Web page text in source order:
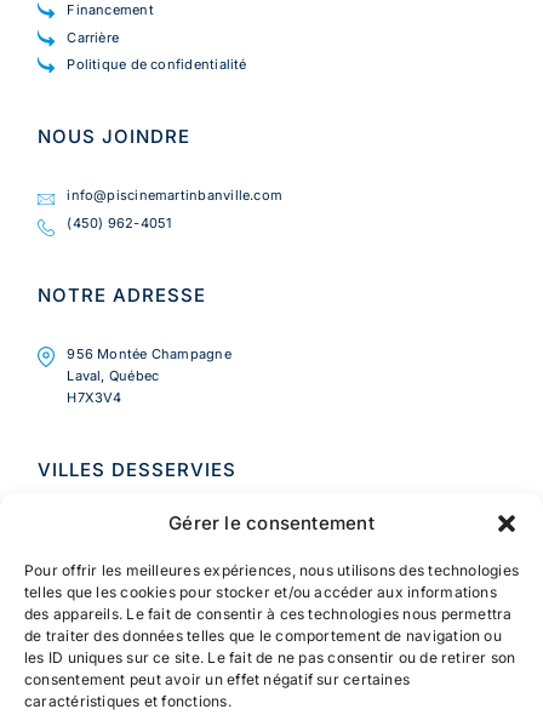
Gérer le consentement
Pour offrir les meilleures expériences, nous utilisons des technologies
telles que les cookies pour stocker et/ou accéder aux informations
des appareils. Le fait de consentir à ces technologies nous permettra
de traiter des données telles que le comportement de navigation ou
les ID uniques sur ce site. Le fait de ne pas consentir ou de retirer son
consentement peut avoir un effet négatif sur certaines
caractéristiques et fonctions.
Financement
Carrière
Politique de confidentialité
NOUS JOINDRE
info@piscinemartinbanville.com
(450) 962-4051
NOTRE ADRESSE
956 Montée Champagne
Laval, Québec
H7X3V4
VILLES DESSERVIES
Lorraine
Boisbriand
St-Eustache
St-Joseph-du-Lac
Ste-Marthe-sur- le-Lac